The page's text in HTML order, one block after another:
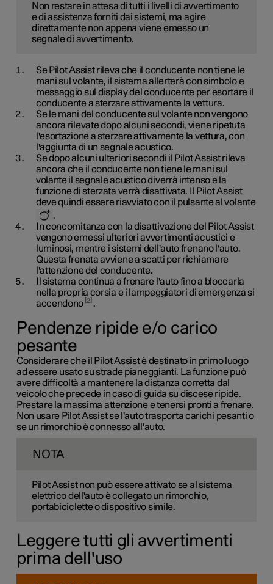
Non restare in attesa di tutti i livelli di avvertimento
e di assistenza forniti dai sistemi, ma agire
direttamente non appena viene emesso un
segnale di avvertimento.
Se Pilot Assist rileva che il conducente non tiene le
mani sul volante, il sistema allerterà con simbolo e
messaggio sul display del conducente per esortare il
conducente a sterzare attivamente la vettura.
Se le mani del conducente sul volante non vengono
ancora rilevate dopo alcuni secondi, viene ripetuta
l'esortazione a sterzare attivamente la vettura, con
l'aggiunta di un segnale acustico.
Se dopo alcuni ulteriori secondi il Pilot Assist rileva
ancora che il conducente non tiene le mani sul
volante il segnale acustico diverrà intenso e la
funzione di sterzata verrà disattivata. Il Pilot Assist
deve quindi essere riavviato con il pulsante al volante
.
In concomitanza con la disattivazione del Pilot Assist
vengono emessi ulteriori avvertimenti acustici e
luminosi, mentre i sistemi dell'auto frenano l'auto.
Questa frenata avviene a scatti per richiamare
l'attenzione del conducente.
Il sistema continua a frenare l'auto fino a bloccarla
nella propria corsia e i lampeggiatori di emergenza si
accendono 2 .
Pendenze ripide e/o carico
pesante
Considerare che il Pilot Assist è destinato in primo luogo
ad essere usato su strade pianeggianti. La funzione può
avere difficoltà a mantenere la distanza corretta dal
veicolo che precede in caso di guida su discese ripide.
Prestare la massima attenzione e tenersi pronti a frenare.
Non usare Pilot Assist se l'auto trasporta carichi pesanti o
se un rimorchio è connesso all'auto.
NOTA
Pilot Assist non può essere attivato se al sistema
elettrico dell'auto è collegato un rimorchio,
portabiciclette o dispositivo simile.
Leggere tutti gli avvertimenti
prima dell'uso